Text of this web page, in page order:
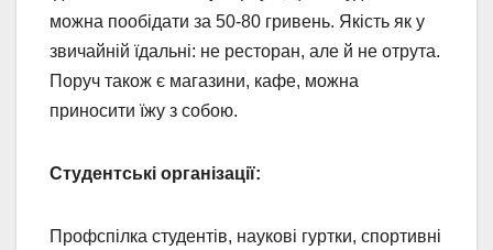
можна пообідати за 50-80 гривень. Якість як у
звичайній їдальні: не ресторан, але й не отрута.
Поруч також є магазини, кафе, можна
приносити їжу з собою.
Студентські організації:
Профспілка студентів, наукові гуртки, спортивні